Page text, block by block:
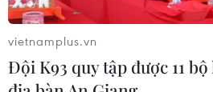
06/08/2026 00:06
Mỹ phát tín hiệu ủng hộ ổn
vietnamplus.vn
Đội K93 quy tập được 11